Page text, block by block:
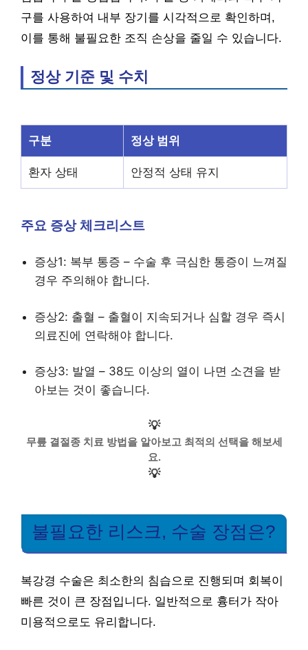
구를 사용하여 내부 장기를 시각적으로 확인하며,
이를 통해 불필요한 조직 손상을 줄일 수 있습니다.
정상 기준 및 수치
구분 정상 범위
환자 상태 안정적 상태 유지
주요 증상 체크리스트
증상1: 복부 통증 – 수술 후 극심한 통증이 느껴질
경우 주의해야 합니다.
증상2: 출혈 – 출혈이 지속되거나 심할 경우 즉시
의료진에 연락해야 합니다.
증상3: 발열 – 38도 이상의 열이 나면 소견을 받
아보는 것이 좋습니다.
💡
무릎 결절종 치료 방법을 알아보고 최적의 선택을 해보세
요.
💡
불필요한 리스크, 수술 장점은?
복강경 수술은 최소한의 침습으로 진행되며 회복이
빠른 것이 큰 장점입니다. 일반적으로 흉터가 작아
미용적으로도 유리합니다.